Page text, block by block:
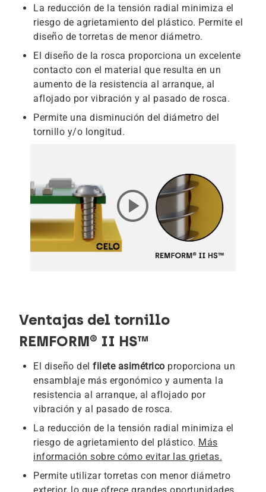
La reducción de la tensión radial minimiza el
riesgo de agrietamiento del plástico. Permite el
diseño de torretas de menor diámetro.
El diseño de la rosca proporciona un excelente
contacto con el material que resulta en un
aumento de la resistencia al arranque, al
aflojado por vibración y al pasado de rosca.
Permite una disminución del diámetro del
tornillo y/o longitud.
play_circle
Ventajas del tornillo
REMFORM® II HS™
El diseño del filete asimétrico proporciona un
ensamblaje más ergonómico y aumenta la
resistencia al arranque, al aflojado por
vibración y al pasado de rosca.
La reducción de la tensión radial minimiza el
riesgo de agrietamiento del plástico. Más
información sobre cómo evitar las grietas.
Permite utilizar torretas con menor diámetro